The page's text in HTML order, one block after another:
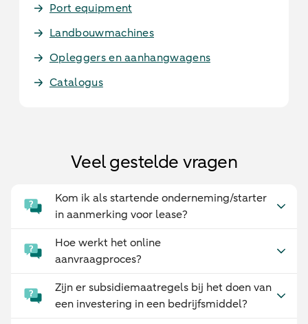
Port equipment
Landbouwmachines
Opleggers en aanhangwagens
Catalogus
Veel gestelde vragen
Kom ik als startende onderneming/starter
in aanmerking voor lease?
Hoe werkt het online
aanvraagproces?
Zijn er subsidiemaatregels bij het doen van
een investering in een bedrijfsmiddel?